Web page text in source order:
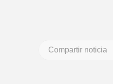
Compartir noticia